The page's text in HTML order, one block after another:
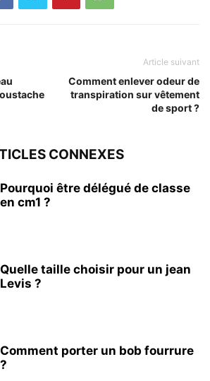
Article suivant
Comment enlever odeur de
transpiration sur vêtement
de sport ?
CONNEXES
Pourquoi être délégué de classe
en cm1 ?
Quelle taille choisir pour un jean
Levis ?
Comment porter un bob fourrure
?